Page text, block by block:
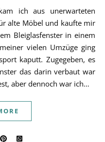
alte Möbel und kaufte mir
Bleiglasfenster in einem
vielen Umzüge ging
kaputt. Zugegeben, es
das darin verbaut war
aber dennoch war ich…